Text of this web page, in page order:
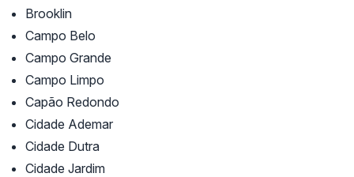
Brooklin
Campo Belo
Campo Grande
Campo Limpo
Capão Redondo
Cidade Ademar
Cidade Dutra
Cidade Jardim